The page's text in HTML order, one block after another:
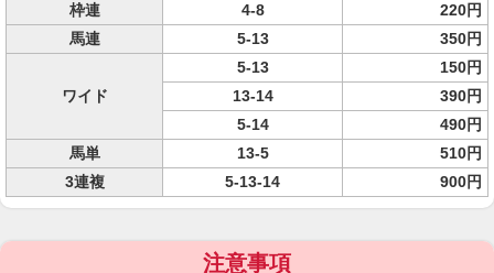
枠連
4-8
220円
馬連
5-13 350円
ワイド
5-13
150円
13-14
390円
5-14
490円
馬単
13-5
510円
3連複
5-13-14 900円
注意事項